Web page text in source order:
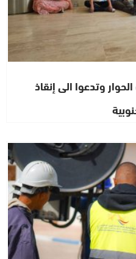
وتدعوا الى إنقاذ